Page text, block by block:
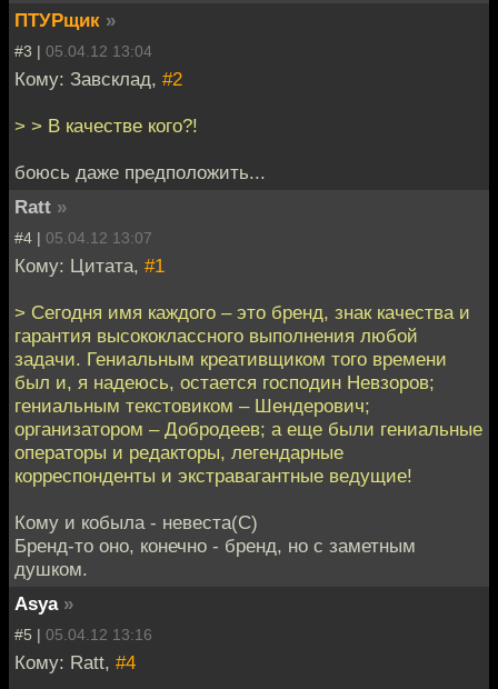
ПТУРщик »
#3 | 05.04.12 13:04
Кому: Завсклад, #2
> > В качестве кого?!
боюсь даже предположить...
Ratt »
#4 | 05.04.12 13:07
Кому: Цитата, #1
> Сегодня имя каждого – это бренд, знак качества и
гарантия высококлассного выполнения любой
задачи. Гениальным креативщиком того времени
был и, я надеюсь, остается господин Невзоров;
гениальным текстовиком – Шендерович;
организатором – Добродеев; а еще были гениальные
операторы и редакторы, легендарные
корреспонденты и экстравагантные ведущие!
Кому и кобыла - невеста(С)
Бренд-то оно, конечно - бренд, но с заметным
душком.
Asya »
#5 | 05.04.12 13:16
Кому: Ratt, #4